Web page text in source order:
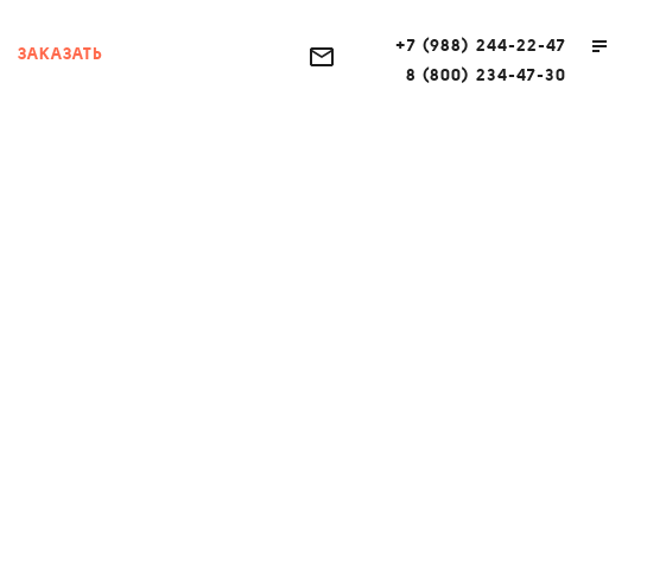
ЗАКАЗАТЬ
+7 (988) 244-22-47
8 (800) 234-47-30